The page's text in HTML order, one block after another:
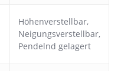
Höhenverstellbar,
Neigungsverstellbar,
Pendelnd gelagert